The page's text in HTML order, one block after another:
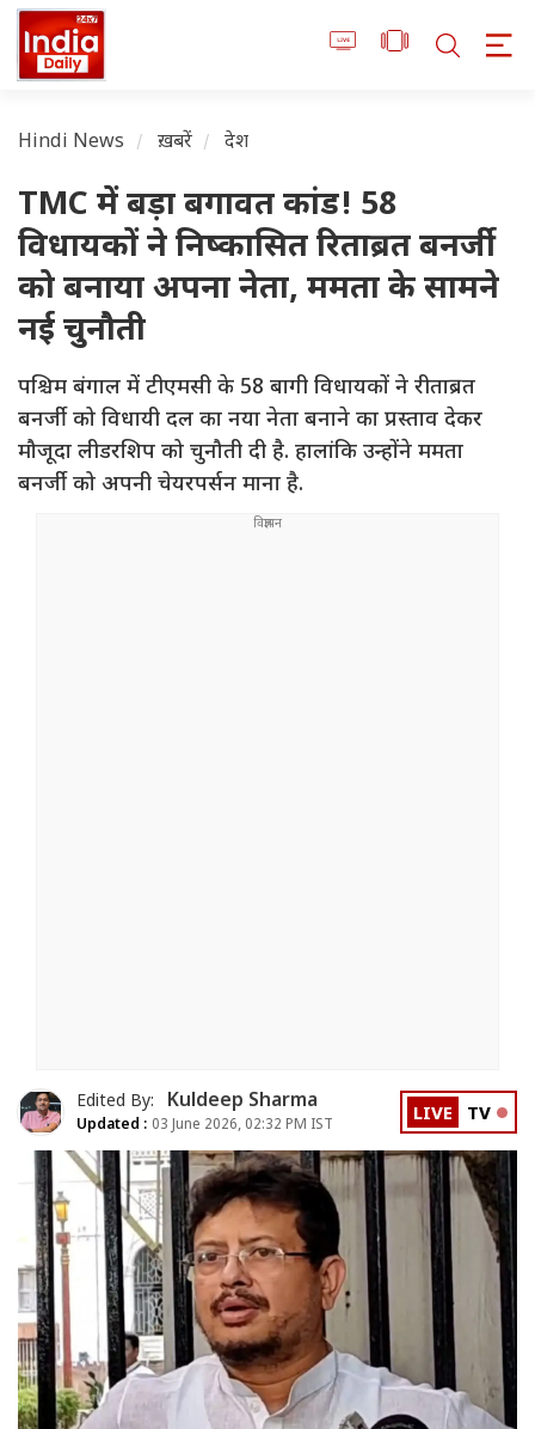
Hindi News ख़बरें देश
TMC में बड़ा बगावत कांड! 58
विधायकों ने निष्कासित रिताब्रत बनर्जी
को बनाया अपना नेता, ममता के सामने
नई चुनौती
पश्चिम बंगाल में टीएमसी के 58 बागी विधायकों ने रीताब्रत
बनर्जी को विधायी दल का नया नेता बनाने का प्रस्ताव देकर
मौजूदा लीडरशिप को चुनौती दी है. हालांकि उन्होंने ममता
बनर्जी को अपनी चेयरपर्सन माना है.
Edited By: Kuldeep Sharma
Updated : 03 June 2026, 02:32 PM IST LIVE TV